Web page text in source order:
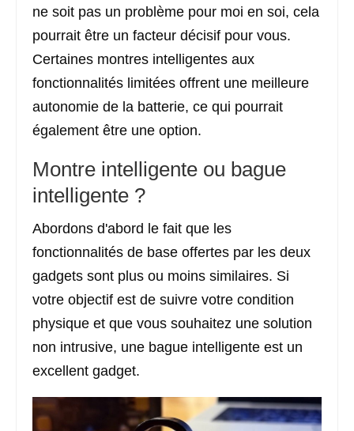
ne soit pas un problème pour moi en soi, cela
pourrait être un facteur décisif pour vous.
Certaines montres intelligentes aux
fonctionnalités limitées offrent une meilleure
autonomie de la batterie, ce qui pourrait
également être une option.
Montre intelligente ou bague
intelligente ?
Abordons d'abord le fait que les
fonctionnalités de base offertes par les deux
gadgets sont plus ou moins similaires. Si
votre objectif est de suivre votre condition
physique et que vous souhaitez une solution
non intrusive, une bague intelligente est un
excellent gadget.